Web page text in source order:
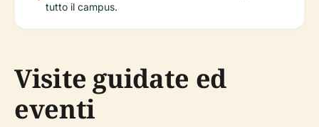
tutto il campus.
Visite guidate ed
eventi